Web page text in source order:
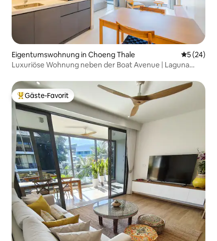
Eigentumswohnung in Choeng Thale
5 (24)
Luxuriöse Wohnung neben der Boat Avenue | Laguna
Beliebter Gäste-Favorit.
Gäste-Favorit